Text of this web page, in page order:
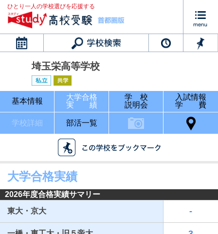
ひとり一人の学校選びを応援する
カレンダー
埼玉栄高等学校
基本情報
大学合格
実 績
学 校
説明会
入試情報
学 費
学校詳細 部活一覧
大学合格実績
2026年度合格実績サマリー
東大・京大
-